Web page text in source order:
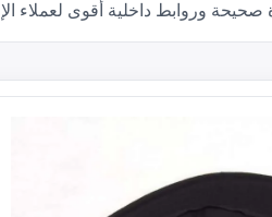
وروابط داخلية أقوى لعملاء